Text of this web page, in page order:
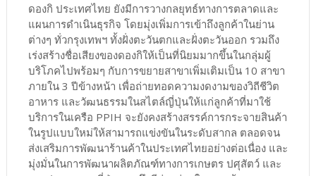
ดองกิ ประเทศไทย ยังมีการวางกลยุทธ์ทางการตลาดและ
แผนการดำเนินธุรกิจ โดยมุ่งเพิ่มการเข้าถึงลูกค้าในย่าน
ต่างๆ ทั่วกรุงเทพฯ ทั้งฝั่งตะวันตกและฝั่งตะวันออก รวมถึง
เร่งสร้างชื่อเสียงของดองกิให้เป็นที่นิยมมากขึ้นในกลุ่มผู้
บริโภคไปพร้อมๆ กับการขยายสาขาเพิ่มเติมเป็น 10 สาขา
ภายใน 3 ปีข้างหน้า เพื่อถ่ายทอดความงดงามของวิถีชีวิต
อาหาร และวัฒนธรรมในสไตล์ญี่ปุ่นให้แก่ลูกค้าที่มาใช้
บริการในเครือ PPIH จะยังคงสร้างสรรค์การกระจายสินค้า
ในรูปแบบใหม่ให้สามารถแข่งขันในระดับสากล ตลอดจน
ส่งเสริมการพัฒนาร้านค้าในประเทศไทยอย่างต่อเนื่อง และ
มุ่งมั่นในการพัฒนาผลิตภัณฑ์ทางการเกษตร ปศุสัตว์ และ